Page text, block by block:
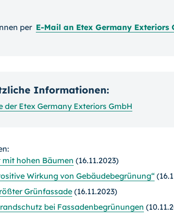
per E-Mail an Etex Germany Exteriors
Informationen:
der Etex Germany Exteriors GmbH
hohen Bäumen (16.11.2023)
Wirkung von Gebäudebegrünung“
Grünfassade (16.11.2023)
bei Fassadenbegrünungen